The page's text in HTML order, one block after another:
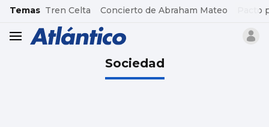
common.go-to-content
Temas Tren Celta Concierto de Abraham Mateo Pacto
header.menu.open
Sociedad